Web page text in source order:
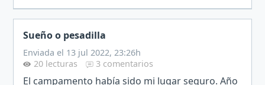
Sueño o pesadilla
Enviada el 13 jul 2022, 23:26h
20 lecturas
3 comentarios
El campamento había sido mi lugar seguro. Año